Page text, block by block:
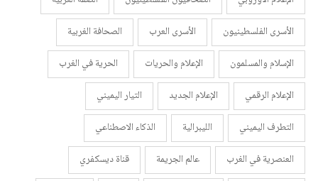
الأسرى الفلسطينيون
الأسرى العرب
الصحافة الغربية
الإسلام والمسلمون
الإعلام والحريات
الحرية في الغرب
الإعلام الرقمي
الإعلام الجديد
التيار اليميني
التطرف اليميني
الليبرالية
الذكاء الاصطناعي
العنصرية في الغرب
عالم الجريمة
قناة ديسكفري